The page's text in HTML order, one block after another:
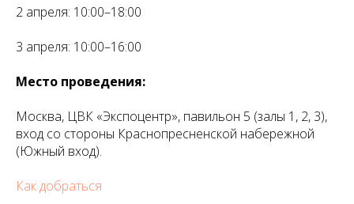
2 апреля: 10:00–18:00
3 апреля: 10:00–16:00
Место проведения:
Москва, ЦВК «Экспоцентр», павильон 5 (залы 1, 2, 3),
вход со стороны Краснопресненской набережной
(Южный вход).
Как добраться